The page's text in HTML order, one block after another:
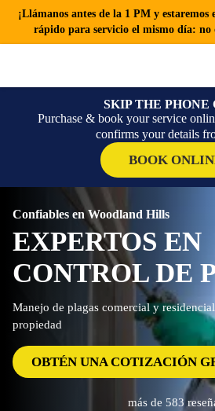
¡Llámanos antes de la 1 PM y
rápido para servicio el mismo día: no
SKIP THE PHONE
Purchase & book your service
confirms your details
BOOK
Confiables en Woodland Hills
EXPERTOS EN
CONTROL DE
Manejo de plagas comercial y
propiedad
OBTÉN UNA COTIZACIÓN
más de 583